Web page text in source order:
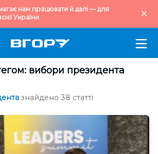
нам працювати й далі — для
України.
вибори президента
знайдено 38 статті